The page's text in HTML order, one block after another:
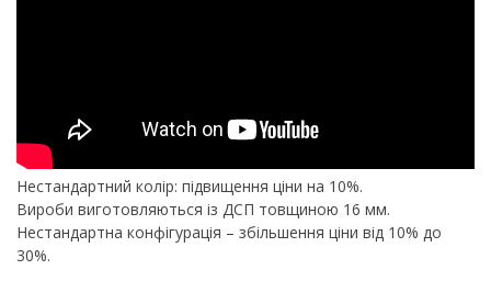
Нестандартний колір: підвищення ціни на 10%.
Вироби виготовляються із ДСП товщиною 16 мм.
Нестандартна конфігурація – збільшення ціни від 10% до
30%.